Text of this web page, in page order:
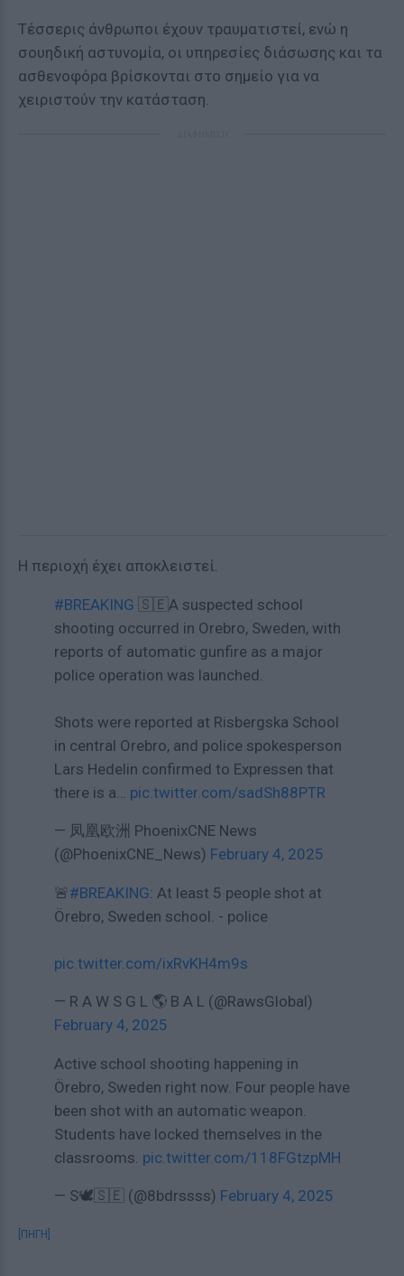
Τέσσερις άνθρωποι έχουν τραυματιστεί, ενώ η
σουηδική αστυνομία, οι υπηρεσίες διάσωσης και τα
ασθενοφόρα βρίσκονται στο σημείο για να
χειριστούν την κατάσταση.
Η περιοχή έχει αποκλειστεί.
#BREAKING 🇸🇪A suspected school
shooting occurred in Orebro, Sweden, with
reports of automatic gunfire as a major
police operation was launched.
Shots were reported at Risbergska School
in central Orebro, and police spokesperson
Lars Hedelin confirmed to Expressen that
there is a… pic.twitter.com/sadSh88PTR
— 凤凰欧洲 PhoenixCNE News
(@PhoenixCNE_News) February 4, 2025
🚨#BREAKING: At least 5 people shot at
Örebro, Sweden school. - police
pic.twitter.com/ixRvKH4m9s
— R A W S G L 🌎 B A L (@RawsGlobal)
February 4, 2025
Active school shooting happening in
Örebro, Sweden right now. Four people have
been shot with an automatic weapon.
Students have locked themselves in the
classrooms. pic.twitter.com/118FGtzpMH
— S🕊️🇸🇪 (@8bdrssss) February 4, 2025
[ΠΗΓΗ]